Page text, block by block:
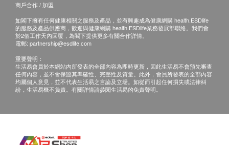
Power Living 之產品提供七日品質保証服務，如產
品有品質的差異問題（不包括外觀問題），可在7
天內自行到Power Living更換，但更換貨品必須其
包裝完整、無任何損毁及刮花痕跡、未填寫保用
證，並只限更換相同型號之貨品，但每個產品只能
更換一次。
保修服務事宜將由產品的代理商提供。
商戶合作 / 加盟
如閣下擁有任何健康相關之服務及產品，並有興趣成為健康網購 health.ESDlife
的服務及產品供應商，歡迎與健康網購 health.ESDlife業務發展部聯絡。我們會
於2個工作天內回覆，為閣下提供更多有關合作詳情。
電郵: partnership@esdlife.com
重要聲明：
生活易會員於本網站內所發表的全部內容為即時更新，因此生活易不會預先審查
任何內容，並不會保證其準確性、完整性及質量。此外，會員所發表的全部內容
均屬個人意見，並不代表生活易之言論及立場。如從而引起任何損失或法律糾
紛，生活易概不負責。有關詳情請參閱生活易的免責聲明。